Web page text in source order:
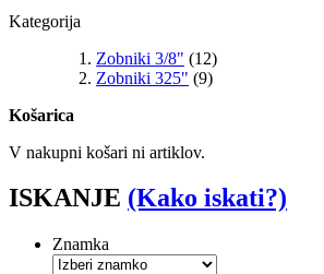
Kategorija
Zobniki 3/8" (12)
Zobniki 325" (9)
Košarica
V nakupni košari ni artiklov.
ISKANJE (Kako iskati?)
Znamka